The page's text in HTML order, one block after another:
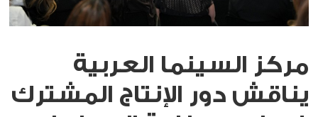
مركز السينما العربية
يناقش دور الإنتاج المشترك